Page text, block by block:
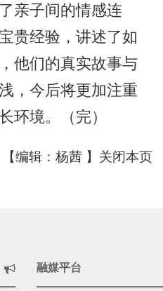
亲子间的情感连
贵经验，讲述了如
他们的真实故事与
，今后将更加注重
环境。（完）
【编辑：杨茜 】 关闭本页
融媒平台